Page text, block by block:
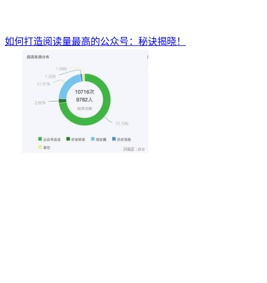
如何打造阅读量最高的公众号：秘诀揭晓！